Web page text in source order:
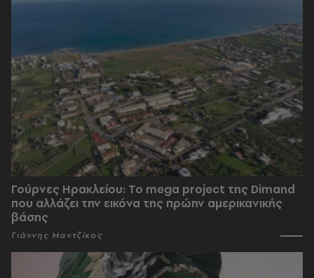
Γούρνες Ηρακλείου: To mega project της Dimand
που αλλάζει την εικόνα της πρώην αμερικανικής
βάσης
Γιάννης Μαντζίκος